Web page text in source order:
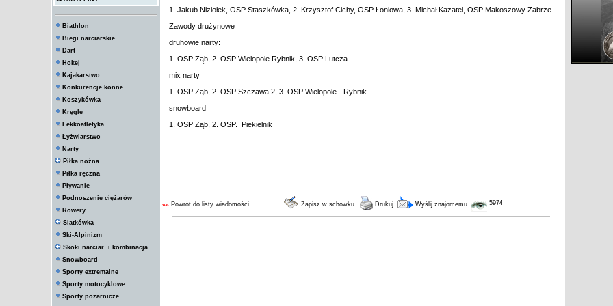
Biathlon
Biegi narciarskie
Dart
Hokej
Kajakarstwo
Konkurencje konne
Koszykówka
Kręgle
Lekkoatletyka
Łyżwiarstwo
Narty
Piłka nożna
Piłka ręczna
Pływanie
Podnoszenie ciężarów
Rowery
Siatkówka
Ski-Alpinizm
Skoki narciar. i kombinacja
Snowboard
Sporty extremalne
Sporty motocyklowe
Sporty pożarnicze
1. Jakub Niziołek, OSP Staszkówka, 2. Krzysztof Cichy, OSP Łoniowa, 3. Michał Kazatel, OSP Makoszowy Zabrze
Zawody drużynowe
druhowie narty:
1. OSP Ząb, 2. OSP Wielopole Rybnik, 3. OSP Lutcza
mix narty
1. OSP Ząb, 2. OSP Szczawa 2, 3. OSP Wielopole - Rybnik
snowboard
1. OSP Ząb, 2. OSP. Piekielnik
«« Powrót do listy wiadomości Zapisz w schowku Drukuj Wyślij znajomemu 5974